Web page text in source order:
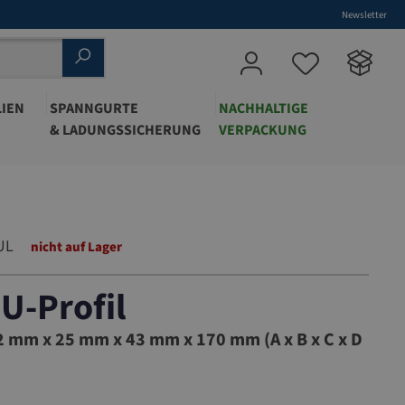
Newsletter
SPANNGURTE
& LADUNGSSICHERUNG
NACHHALTIGE
VERPACKUNG
nicht auf Lager
Profil
mm x 25 mm x 43 mm x 170 mm (A x B x C x D